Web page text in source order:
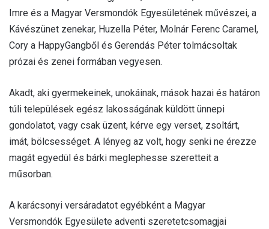
Imre és a Magyar Versmondók Egyesületének művészei, a
Kávészünet zenekar, Huzella Péter, Molnár Ferenc Caramel,
Cory a HappyGangből és Gerendás Péter tolmácsoltak
prózai és zenei formában vegyesen.
Akadt, aki gyermekeinek, unokáinak, mások hazai és határon
túli települések egész lakosságának küldött ünnepi
gondolatot, vagy csak üzent, kérve egy verset, zsoltárt,
imát, bölcsességet. A lényeg az volt, hogy senki ne érezze
magát egyedül és bárki meglephesse szeretteit a
műsorban.
A karácsonyi versáradatot egyébként a Magyar
Versmondók Egyesülete adventi szeretetcsomagjai